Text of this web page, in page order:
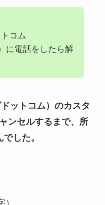
コム
に電話をしたら解
ットコム）のカスタ
ンセルするまで、所
した。